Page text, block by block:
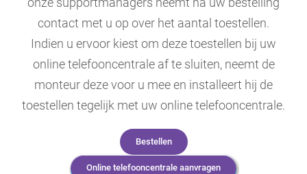
contact met u op over het aantal toestellen.
Indien u ervoor kiest om deze toestellen bij uw
online telefooncentrale af te sluiten, neemt de
monteur deze voor u mee en installeert hij de
toestellen tegelijk met uw online telefooncentrale.
Bestellen
Online telefooncentrale aanvragen